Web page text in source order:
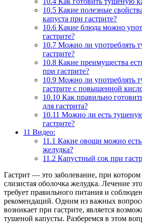
10.5 Какие полезные
капуста при гастрите?
10.6 Какие блюда можно
гастрите?
10.7 Можно ли употреблять
гастрите?
10.8 Какие преимущества
при гастрите?
10.9 Можно ли употреблять
гастрите с повышенной
10.10 Как правильно
для гастрита?
10.11 Можно ли есть
гастрите?
11 Видео:
11.1 Какие овощи можно есть
желудка?
11.2 Капустный сок при
Гастрит — это заболевание, при котором
слизистая оболочка желудка. Лечение
требует правильного питания и
рекомендаций. Одним из важных
возникает при гастрите, является
тушеной капусты. Разберемся в этом